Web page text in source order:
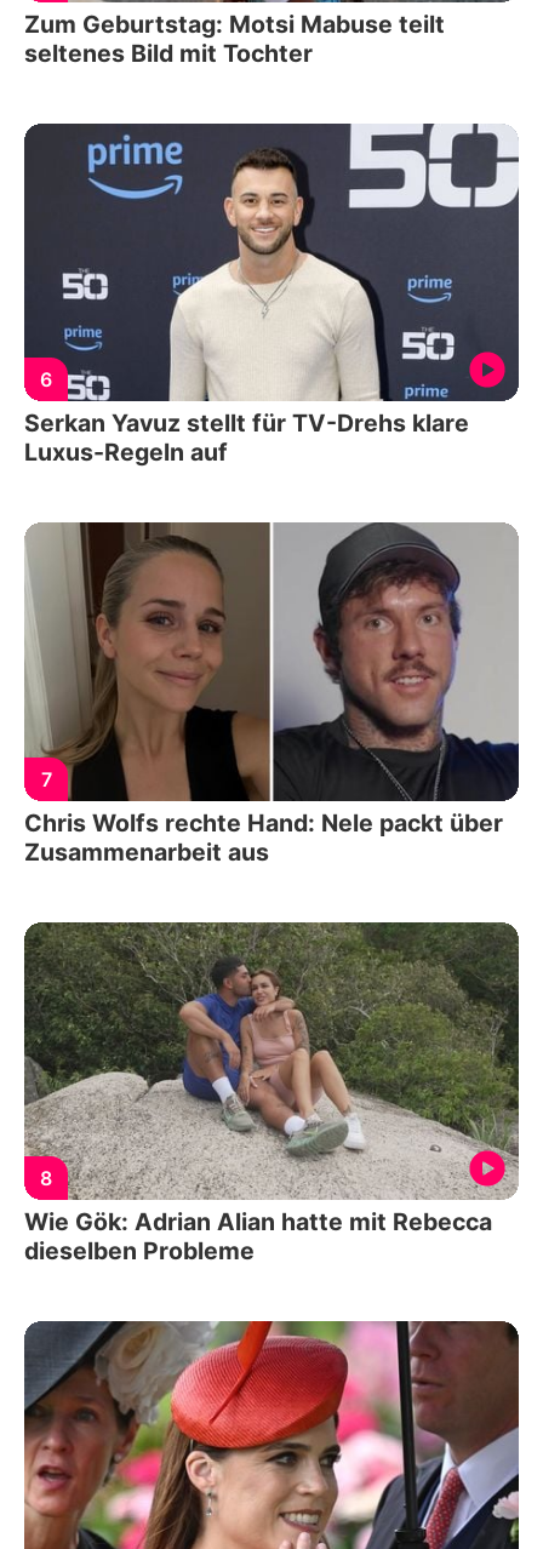
Zum Geburtstag: Motsi Mabuse teilt
seltenes Bild mit Tochter
6
Serkan Yavuz stellt für TV-Drehs klare
Luxus-Regeln auf
7
Chris Wolfs rechte Hand: Nele packt über
Zusammenarbeit aus
8
Wie Gök: Adrian Alian hatte mit Rebecca
dieselben Probleme